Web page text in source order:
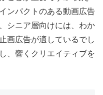
ンパクトのある動画広告
シニア層向けには、わか
画広告が適しているでし
、響くクリエイティブを